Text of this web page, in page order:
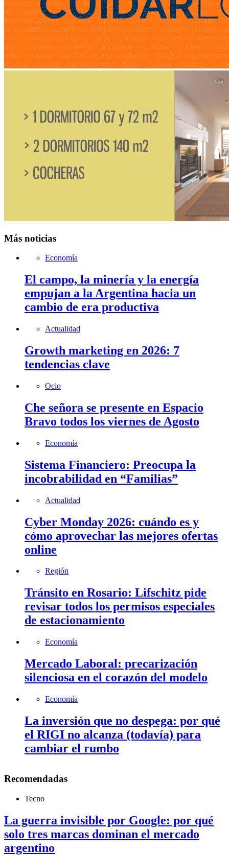
Más noticias
Economía
El campo, la minería y la energía
empujan a la Argentina hacia un
cambio de era productiva
Actualidad
Growth marketing en 2026: 7
tendencias clave
Ocio
Che señora se presente en Espacio
Bravo todos los viernes de Agosto
Economía
Sistema Financiero: Preocupa la
incobrabilidad en “Familias”
Actualidad
Cyber Monday 2026: cuándo es y
cómo aprovechar las mejores ofertas
online
Región
Tránsito en Rosario: Lifschitz pide
revisar todos los permisos especiales
de estacionamiento
Economía
Mercado Laboral: precarización
silenciosa en el corazón del modelo
Economía
La inversión que no despega: por qué
el RIGI no alcanza (todavía) para
cambiar el rumbo
Recomendadas
Tecno
La guerra invisible por Google: por qué
solo tres marcas dominan el mercado
argentino